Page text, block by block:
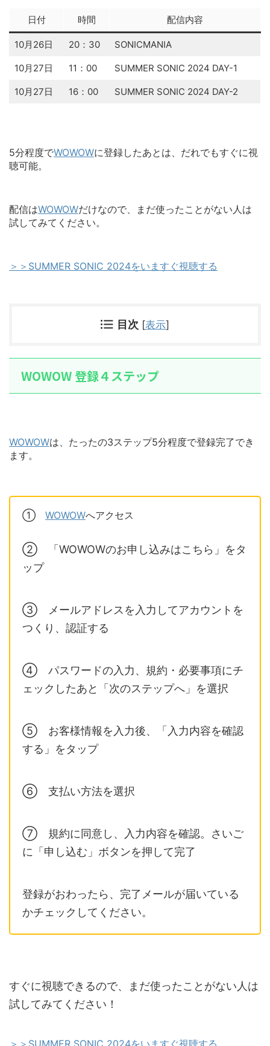
日付 時間 配信内容
10月26日 20：30 SONICMANIA
10月27日 11：00 SUMMER SONIC 2024 DAY-1
10月27日 16：00 SUMMER SONIC 2024 DAY-2
5分程度でWOWOWに登録したあとは、だれでもすぐに視
聴可能。
配信はWOWOWだけなので、まだ使ったことがない人は
試してみてください。
＞＞SUMMER SONIC 2024をいますぐ視聴する
目次 [表示]
WOWOW 登録４ステップ
WOWOWは、たったの3ステップ5分程度で登録完了でき
ます。
① WOWOWへアクセス
② 「WOWOWのお申し込みはこちら」をタ
ップ
③ メールアドレスを入力してアカウントを
つくり、認証する
④ パスワードの入力、規約・必要事項にチ
ェックしたあと「次のステップへ」を選択
⑤ お客様情報を入力後、「入力内容を確認
する」をタップ
⑥ 支払い方法を選択
⑦ 規約に同意し、入力内容を確認。さいご
に「申し込む」ボタンを押して完了
登録がおわったら、完了メールが届いている
かチェックしてください。
すぐに視聴できるので、まだ使ったことがない人は
試してみてください！
＞＞SUMMER SONIC 2024をいますぐ視聴する